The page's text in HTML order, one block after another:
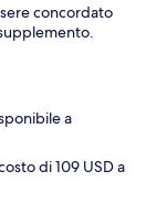
concordato
a
di 109 USD a